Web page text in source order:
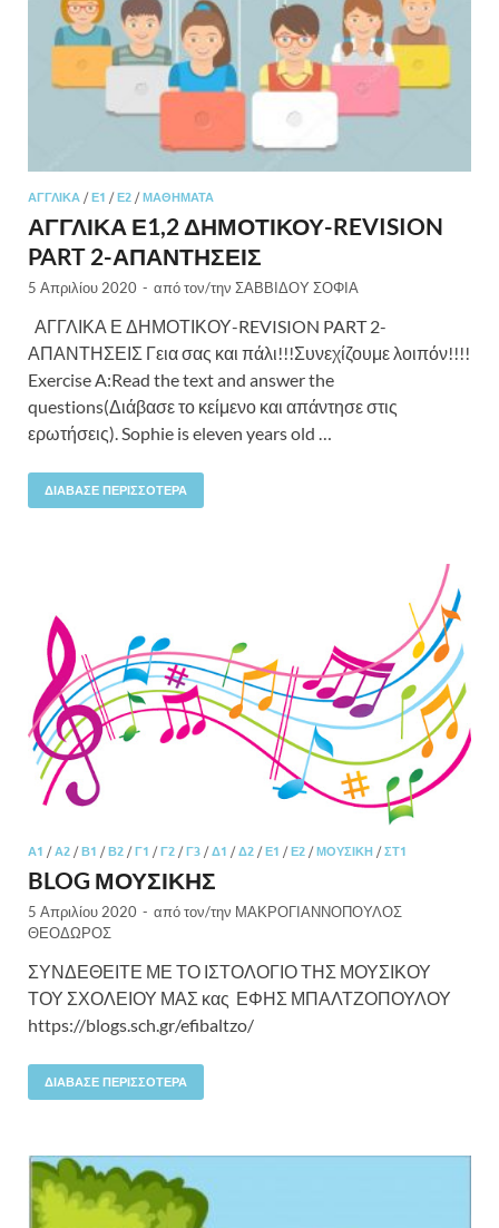
ΑΓΓΛΙΚΆ /Ε1 /Ε2 /ΜΑΘΉΜΑΤΑ
ΑΓΓΛΙΚΑ Ε1,2 ΔΗΜΟΤΙΚΟΥ-REVISION
PART 2-ΑΠΑΝΤΗΣΕΙΣ
5 Απριλίου 2020 - από τον/την ΣΑΒΒΙΔΟΥ ΣΟΦΙΑ
ΑΓΓΛΙΚΑ Ε ΔΗΜΟΤΙΚΟΥ-REVISION PART 2-
ΑΠΑΝΤΗΣΕΙΣ Γεια σας και πάλι!!!Συνεχίζουμε λοιπόν!!!!
Exercise A:Read the text and answer the
questions(Διάβασε το κείμενο και απάντησε στις
ερωτήσεις). Sophie is eleven years old …
ΔΙΆΒΑΣΕ ΠΕΡΙΣΣΌΤΕΡΑ
Α1 /Α2 /Β1 /Β2 /Γ1 /Γ2 /Γ3 /Δ1 /Δ2 /Ε1 /Ε2 /ΜΟΥΣΙΚΉ /ΣΤ1
BLOG ΜΟΥΣΙΚΗΣ
5 Απριλίου 2020 - από τον/την ΜΑΚΡΟΓΙΑΝΝΟΠΟΥΛΟΣ
ΘΕΟΔΩΡΟΣ
ΣΥΝΔΕΘΕΙΤΕ ΜΕ ΤΟ ΙΣΤΟΛΟΓΙΟ ΤΗΣ ΜΟΥΣΙΚΟΥ
ΤΟΥ ΣΧΟΛΕΙΟΥ ΜΑΣ κας ΕΦΗΣ ΜΠΑΛΤΖΟΠΟΥΛΟΥ
https://blogs.sch.gr/efibaltzo/
ΔΙΆΒΑΣΕ ΠΕΡΙΣΣΌΤΕΡΑ